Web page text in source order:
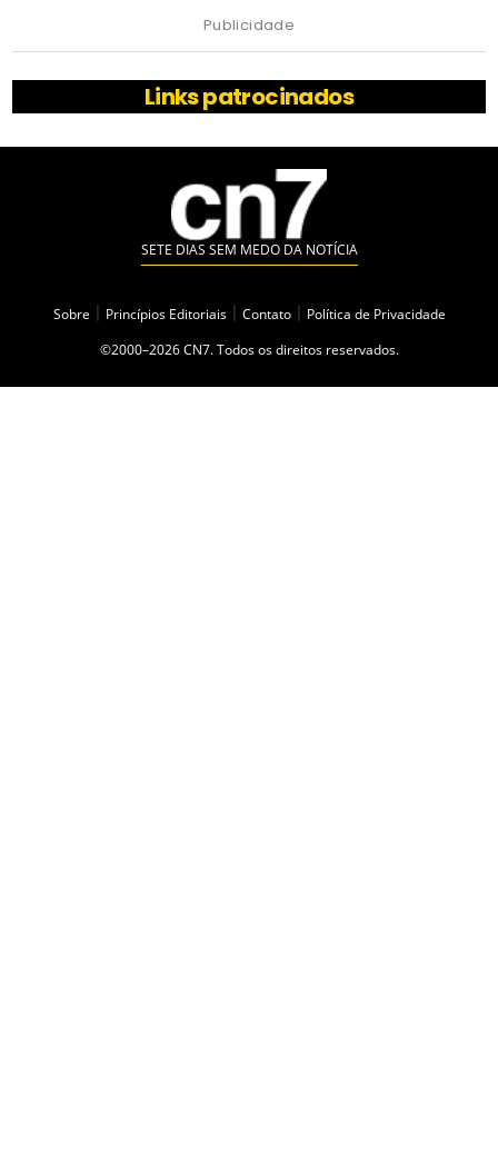
Publicidade
Links patrocinados
SETE DIAS SEM MEDO DA NOTÍCIA
Sobre Princípios Editoriais Contato
Política de Privacidade
©2000–2026 CN7. Todos os direitos reservados.